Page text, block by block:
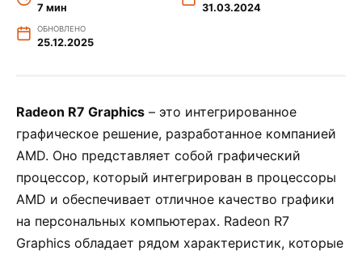
7 мин 31.03.2024
ОБНОВЛЕНО
25.12.2025
Radeon R7 Graphics – это интегрированное
графическое решение, разработанное компанией
AMD. Оно представляет собой графический
процессор, который интегрирован в процессоры
AMD и обеспечивает отличное качество графики
на персональных компьютерах. Radeon R7
Graphics обладает рядом характеристик, которые